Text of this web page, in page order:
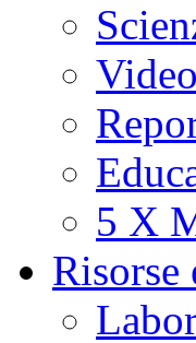
Video
5 X
Risorse